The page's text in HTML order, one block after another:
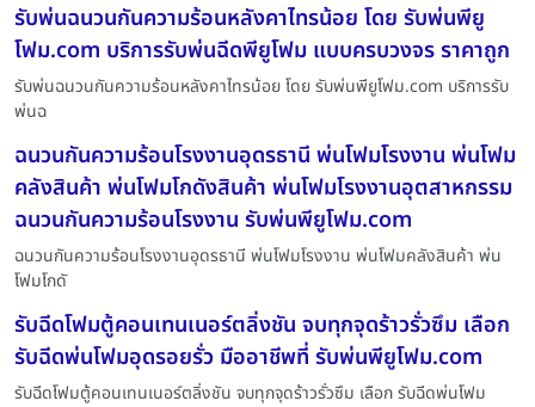
รับพ่นฉนวนกันความร้อนหลังคาไทรน้อย โดย รับพ่นพียู
โฟม.com บริการรับพ่นฉีดพียูโฟม แบบครบวงจร ราคาถูก
รับพ่นฉนวนกันความร้อนหลังคาไทรน้อย โดย รับพ่นพียูโฟม.com บริการรับ
พ่นฉ
ฉนวนกันความร้อนโรงงานอุดรธานี พ่นโฟมโรงงาน พ่นโฟม
คลังสินค้า พ่นโฟมโกดังสินค้า พ่นโฟมโรงงานอุตสาหกรรม
ฉนวนกันความร้อนโรงงาน รับพ่นพียูโฟม.com
ฉนวนกันความร้อนโรงงานอุดรธานี พ่นโฟมโรงงาน พ่นโฟมคลังสินค้า พ่น
โฟมโกดั
รับฉีดโฟมตู้คอนเทนเนอร์ตลิ่งชัน จบทุกจุดร้าวรั่วซึม เลือก
รับฉีดพ่นโฟมอุดรอยรั่ว มืออาชีพที่ รับพ่นพียูโฟม.com
รับฉีดโฟมตู้คอนเทนเนอร์ตลิ่งชัน จบทุกจุดร้าวรั่วซึม เลือก รับฉีดพ่นโฟม